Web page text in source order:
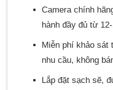
Camera chính
hành đầy đủ từ
Miễn phí khảo sát
nhu cầu, không
Lắp đặt sạch sẽ,